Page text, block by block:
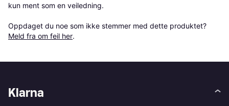
kun ment som en veiledning.
Oppdaget du noe som ikke stemmer med dette produktet?
Meld fra om feil her.
Klarna